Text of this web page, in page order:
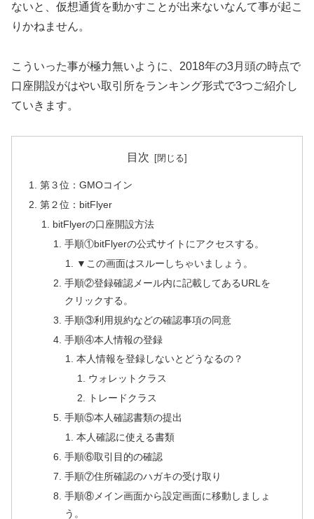
ないと、仮想通貨を動かすことが出来ないなんて事が起こ
りかねません。
こういった事が極力無いように、2018年の3月頭の時点で
口座開設がはやい取引所をランキング形式で3つご紹介し
ていきます。
目次
第３位：GMOコイン
第２位：bitFlyer
bitFlyerの口座開設方法
手順①bitFlyerの公式サイトにアクセスする。
▼この画面はスルーしちゃいましょう。
手順②登録確認メール内に記載してあるURLを
クリックする。
手順③利用規約などの確認事項の同意
手順④本人情報の登録
本人情報を登録しないとどうなるの？
ウォレットクラス
トレードクラス
手順⑤本人確認書類の提出
本人確認に使える書類
手順⑥取引目的の確認
手順⑦住所確認のハガキの受け取り
手順⑧メイン画面から設定画面に移動しましょ
う。